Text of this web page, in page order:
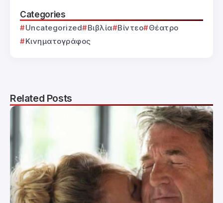
Categories
Uncategorized Βιβλία Βίντεο
Θέατρο
Κινηματογράφος
Related Posts